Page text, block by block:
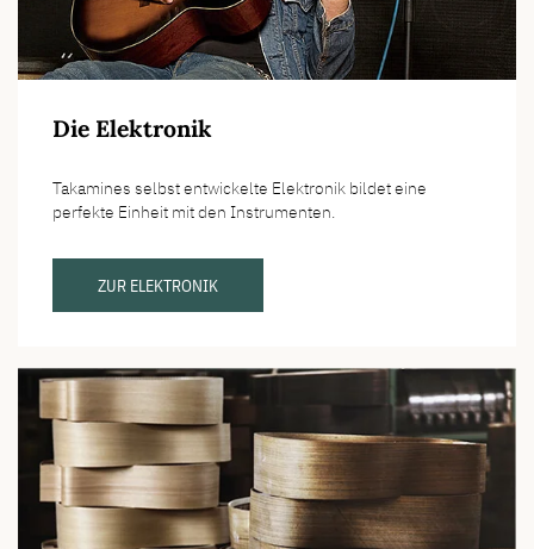
Die Elektronik
Takamines selbst entwickelte Elektronik bildet eine
perfekte Einheit mit den Instrumenten.
ZUR ELEKTRONIK